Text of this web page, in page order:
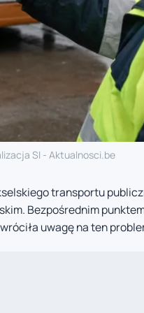
SI - Aktualnosci.be
transportu
Bezpośrednim
uwagę na ten